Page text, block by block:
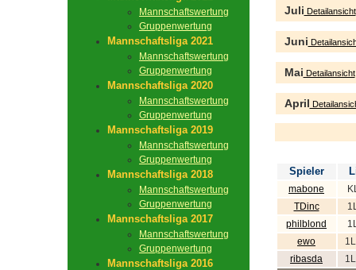
Mannschaftswertung
Gruppenwertung
Mannschaftsliga 2021
Mannschaftswertung
Gruppenwertung
Mannschaftsliga 2020
Mannschaftswertung
Gruppenwertung
Mannschaftsliga 2019
Mannschaftswertung
Gruppenwertung
Mannschaftsliga 2018
Mannschaftswertung
Gruppenwertung
Mannschaftsliga 2017
Mannschaftswertung
Gruppenwertung
Mannschaftsliga 2016
Juli Detailansicht
Juni
Mai Detailansicht
April
Spieler
mabone
TDinc
philblond
ewo
ribasda